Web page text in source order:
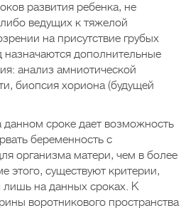
развития ребенка, не
ведущих к тяжелой
на присутствие грубых
назначаются дополнительные
анализ амниотической
биопсия хориона (будущей
данном сроке дает возможность
беременность с
организма матери, чем в более
этого, существуют критерии,
на данных сроках. К
воротникового пространства